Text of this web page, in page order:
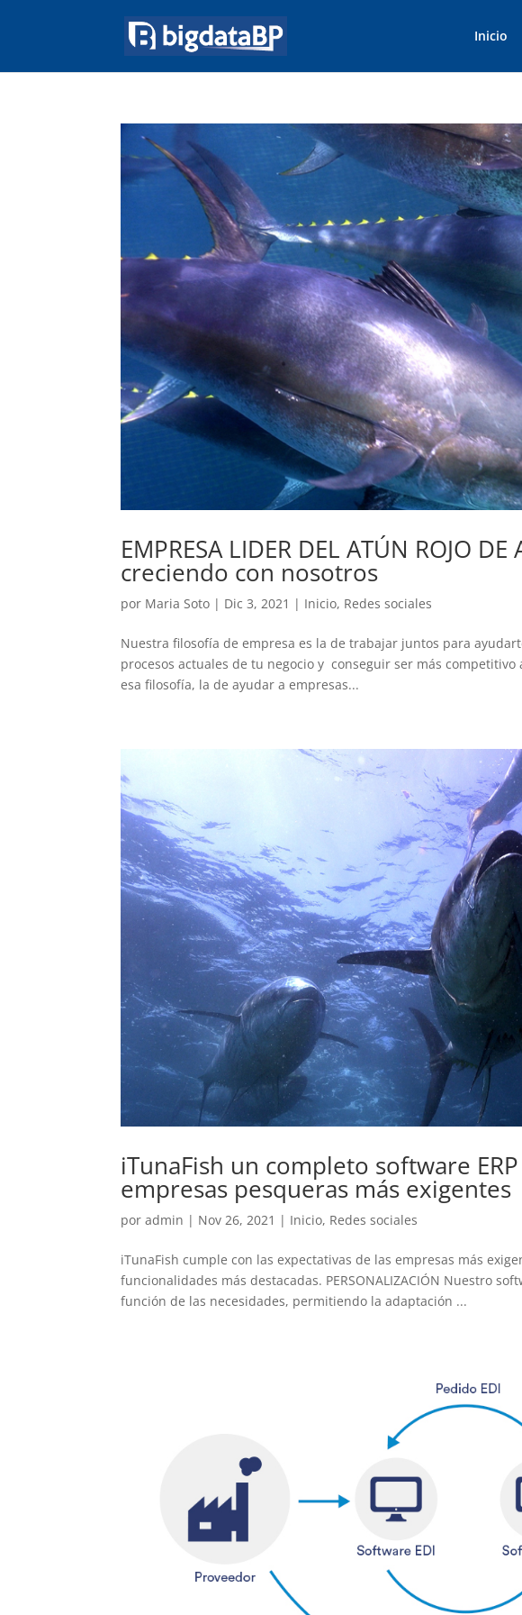
Inicio
EMPRESA LIDER DEL ATÚN ROJO
creciendo con nosotros
por Maria Soto | Dic 3, 2021 | Inicio, Redes sociales
Nuestra filosofía de empresa es la de trabajar juntos para
procesos actuales de tu negocio y conseguir ser más
esa filosofía, la de ayudar a empresas...
iTunaFish un completo software
empresas pesqueras más exigentes
poradmin | Nov 26, 2021 | Inicio, Redes sociales
iTunaFish cumple con las expectativas de las empresas más
funcionalidades más destacadas. PERSONALIZACIÓN Nuestro
función de las necesidades, permitiendo la adaptación ...